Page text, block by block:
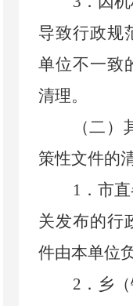
导致行政规
单位不一致
清理。
（二
策性文件的
1 ． 市
关发布的行
件由本单位
2 ． 乡